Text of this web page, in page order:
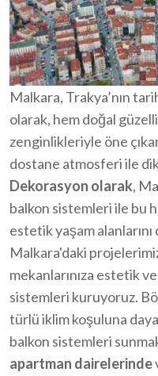
Malkara, Trakya’nın
olarak, hem doğal
zenginlikleriyle öne
dostane atmosferi ile
Dekorasyon olarak,
balkon sistemleri ile bu
estetik yaşam
Malkara'daki
mekanlarınıza estetik
sistemleri kuruyoruz.
türlü iklim koşuluna
balkon sistemleri
apartman dairelerinde